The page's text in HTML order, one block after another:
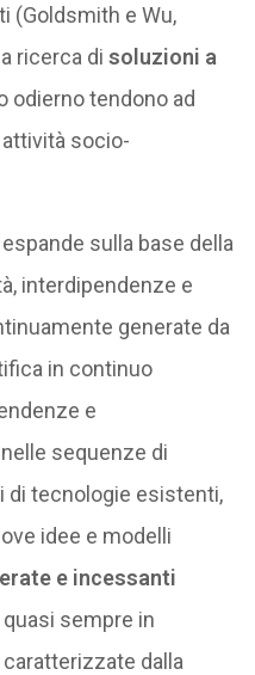
(Goldsmith e Wu,
ricerca di soluzioni a
odierno tendono ad
socio-
sulla base della
interdipendenze e
generate da
in continuo
e
sequenze di
di tecnologie esistenti,
idee e modelli
e incessanti
sempre in
dalla